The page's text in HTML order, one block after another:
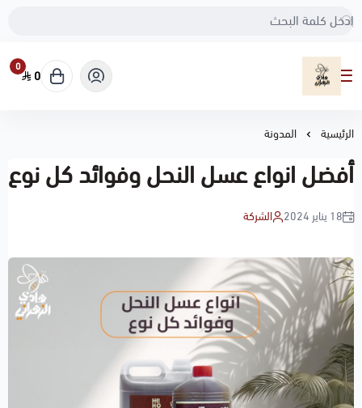
مناحل هادي الزهراني
0
0
الرئيسية المدونة
أفضل انواع عسل النحل وفوائد كل نوع
18 يناير 2024 الشركة